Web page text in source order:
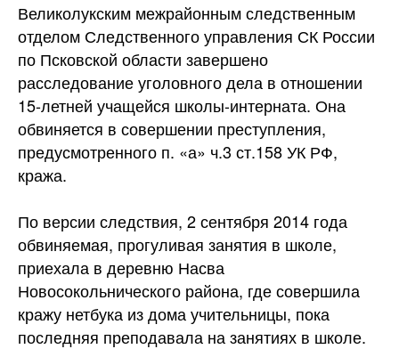
Великолукским межрайонным следственным
отделом Следственного управления СК России
по Псковской области завершено
расследование уголовного дела в отношении
15-летней учащейся школы-интерната. Она
обвиняется в совершении преступления,
предусмотренного п. «а» ч.3 ст.158 УК РФ,
кража.
По версии следствия, 2 сентября 2014 года
обвиняемая, прогуливая занятия в школе,
приехала в деревню Насва
Новосокольнического района, где совершила
кражу нетбука из дома учительницы, пока
последняя преподавала на занятиях в школе.